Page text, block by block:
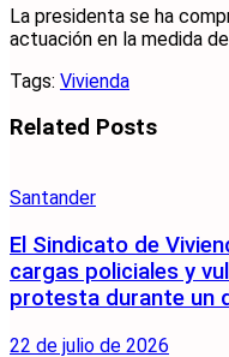
La presidenta se ha
actuación en la medida
Tags: Vivienda
Related Posts
Santander
El Sindicato de
cargas policiales y
protesta durante un
22 de julio de 2026